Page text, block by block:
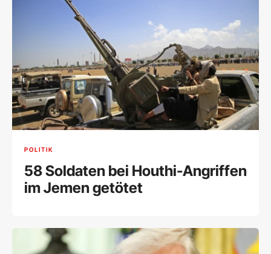
POLITIK
58 Soldaten bei Houthi-Angriffen
im Jemen getötet